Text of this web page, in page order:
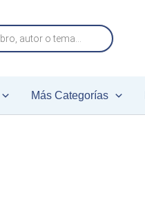
Más Categorías